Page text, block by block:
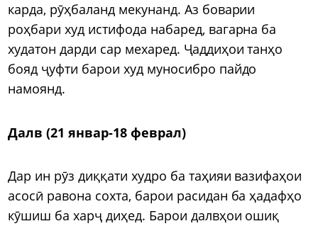
карда, рӯҳбаланд мекунанд. Аз боварии
роҳбари худ истифода набаред, вагарна ба
худатон дарди сар мехаред. Ҷаддиҳои танҳо
бояд ҷуфти барои худ муносибро пайдо
намоянд.
Далв (21 январ-18 феврал)
Дар ин рӯз диққати худро ба таҳияи вазифаҳои
асосӣ равона сохта, барои расидан ба ҳадафҳо
кӯшиш ба харҷ диҳед. Барои далвҳои ошиқ